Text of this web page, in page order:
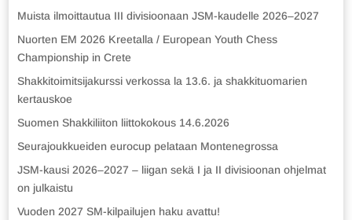
Muista ilmoittautua III divisioonaan JSM-kaudelle 2026–2027
Nuorten EM 2026 Kreetalla / European Youth Chess
Championship in Crete
Shakkitoimitsijakurssi verkossa la 13.6. ja shakkituomarien
kertauskoe
Suomen Shakkiliiton liittokokous 14.6.2026
Seurajoukkueiden eurocup pelataan Montenegrossa
JSM-kausi 2026–2027 – liigan sekä I ja II divisioonan ohjelmat
on julkaistu
Vuoden 2027 SM-kilpailujen haku avattu!